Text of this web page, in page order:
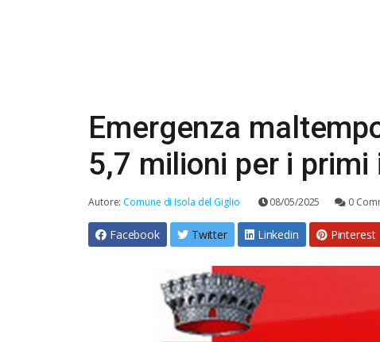
Emergenza
5,7 milioni per i primi
Autore: Comune di Isola del Giglio 08/05/2025 0
Facebook Twitter Linkedin Pinterest